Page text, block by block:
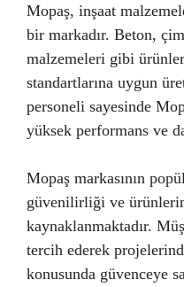
Mopaş, inşaat
bir markadır. Beton,
malzemeleri gibi
standartlarına uygun
personeli sayesinde
yüksek performans ve
Mopaş markasının
güvenilirliği ve
kaynaklanmaktadır.
tercih ederek
konusunda güvenceye